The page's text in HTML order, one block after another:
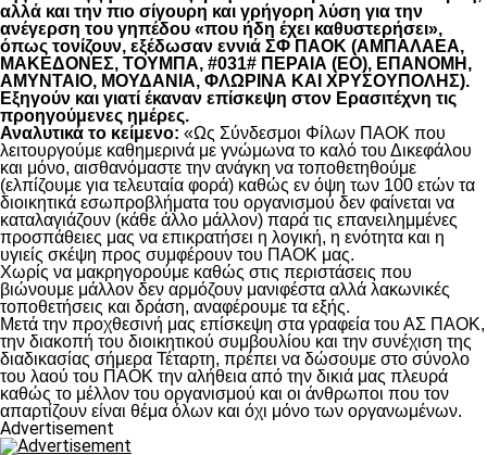
αλλά και την πιο σίγουρη και γρήγορη λύση για την
ανέγερση του γηπέδου «που ήδη έχει καθυστερήσει»,
όπως τονίζουν, εξέδωσαν εννιά ΣΦ ΠΑΟΚ (ΑΜΠΑΛΑΕΑ,
ΜΑΚΕΔΟΝΕΣ, ΤΟΥΜΠΑ, #031# ΠΕΡΑΙΑ (ΕΟ), ΕΠΑΝΟΜΗ,
ΑΜΥΝΤΑΙΟ, ΜΟΥΔΑΝΙΑ, ΦΛΩΡΙΝΑ ΚΑΙ ΧΡΥΣΟΥΠΟΛΗΣ).
Εξηγούν και γιατί έκαναν επίσκεψη στον Ερασιτέχνη τις
προηγούμενες ημέρες.
Αναλυτικά το κείμενο: «Ως Σύνδεσμοι Φίλων ΠΑΟΚ που
λειτουργούμε καθημερινά με γνώμωνα το καλό του Δικεφάλου
και μόνο, αισθανόμαστε την ανάγκη να τοποθετηθούμε
(ελπίζουμε για τελευταία φορά) καθώς εν όψη των 100 ετών τα
διοικητικά εσωπροβλήματα του οργανισμού δεν φαίνεται να
καταλαγιάζουν (κάθε άλλο μάλλον) παρά τις επανειλημμένες
προσπάθειες μας να επικρατήσει η λογική, η ενότητα και η
υγιείς σκέψη προς συμφέρουν του ΠΑΟΚ μας.
Χωρίς να μακρηγορούμε καθώς στις περιστάσεις που
βιώνουμε μάλλον δεν αρμόζουν μανιφέστα αλλά λακωνικές
τοποθετήσεις και δράση, αναφέρουμε τα εξής.
Μετά την προχθεσινή μας επίσκεψη στα γραφεία του ΑΣ ΠΑΟΚ,
την διακοπή του διοικητικού συμβουλίου και την συνέχιση της
διαδικασίας σήμερα Τέταρτη, πρέπει να δώσουμε στο σύνολο
του λαού του ΠΑΟΚ την αλήθεια από την δικιά μας πλευρά
καθώς το μέλλον του οργανισμού και οι άνθρωποι που τον
απαρτίζουν είναι θέμα όλων και όχι μόνο των οργανωμένων.
Advertisement